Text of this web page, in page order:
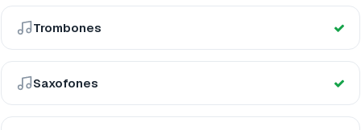
Trombones
Saxofones